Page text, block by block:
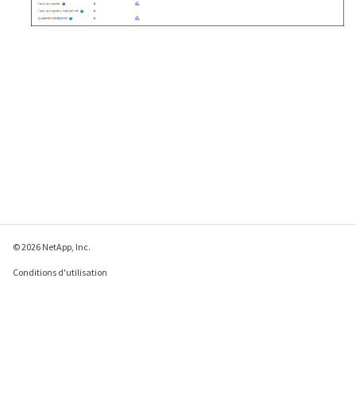
© 2026 NetApp, Inc.
Conditions d'utilisation